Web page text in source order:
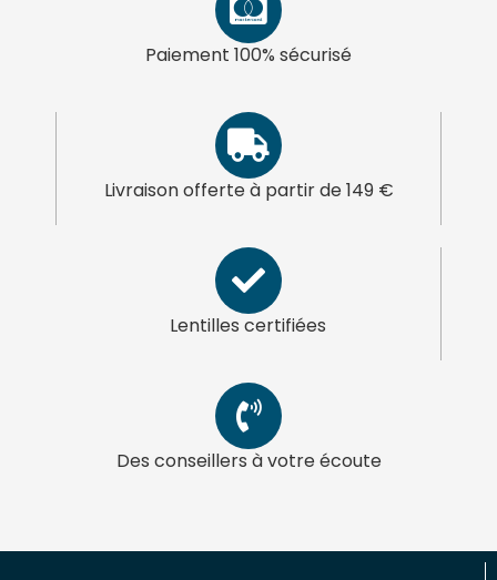
Paiement 100% sécurisé
Livraison offerte à partir de 149 €
Lentilles certifiées
Des conseillers à votre écoute